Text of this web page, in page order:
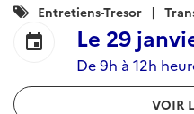
Catégories
:
Entretiens-Tresor
event Le 29
De 9h à 12h
VOIR